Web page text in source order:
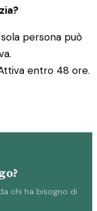
persona può
entro 48 ore.
chi ha bisogno di